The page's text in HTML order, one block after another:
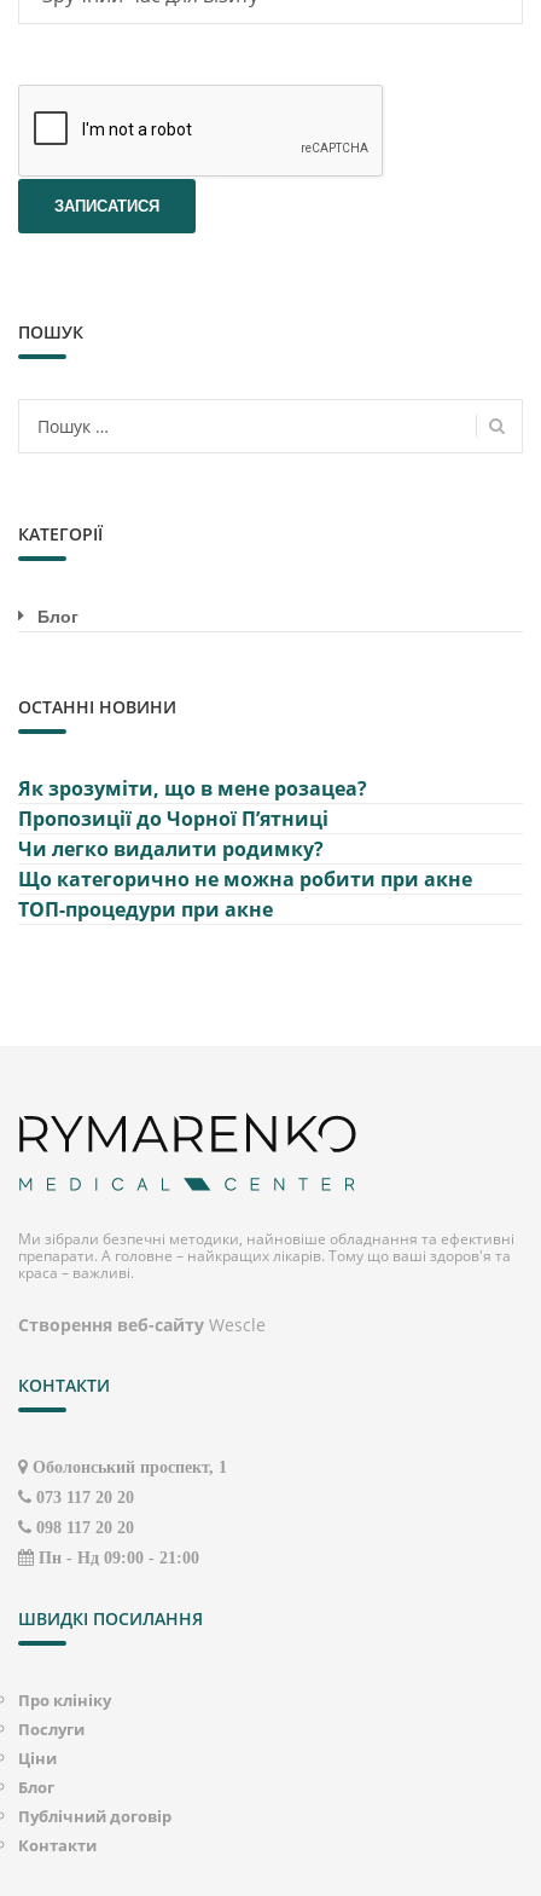
ПОШУК
Пошук:
КАТЕГОРІЇ
Блог
ОСТАННІ НОВИНИ
Як зрозуміти, що в мене розацеа?
Пропозиції до Чорної Пʼятниці
Чи легко видалити родимку?
Що категорично не можна робити при акне
ТОП-процедури при акне
Ми зібрали безпечні методики, найновіше обладнання та ефективні
препарати. А головне – найкращих лікарів. Тому що ваші здоров'я та
краса – важливі.
Створення веб-сайту Wescle
КОНТАКТИ
Оболонський проспект, 1
073 117 20 20
098 117 20 20
Пн - Нд 09:00 - 21:00
ШВИДКІ ПОСИЛАННЯ
Про клініку
Послуги
Ціни
Блог
Публічний договір
Контакти